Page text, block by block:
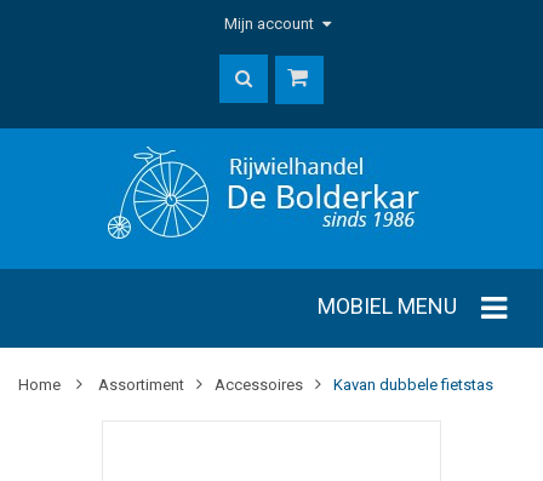
Mijn account
MOBIEL MENU
Home Assortiment Accessoires Kavan dubbele fietstas